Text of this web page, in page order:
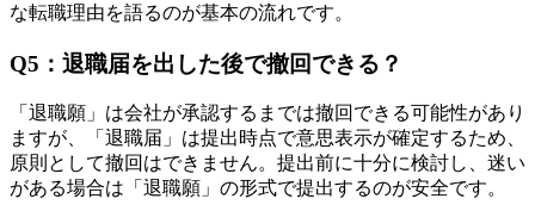
な転職理由を語るのが基本の流れです。
Q5：退職届を出した後で撤回できる？
「退職願」は会社が承認するまでは撤回できる可能性があり
ますが、「退職届」は提出時点で意思表示が確定するため、
原則として撤回はできません。提出前に十分に検討し、迷い
がある場合は「退職願」の形式で提出するのが安全です。